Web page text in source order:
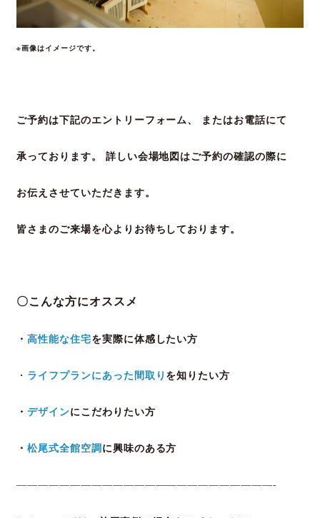
※画像はイメージです。
ご予約は下記のエントリーフォーム、 またはお電話にて
承っております。 詳しい会場地図はご予約の確認の際に
お伝えさせていただきます。
皆さまのご来場を心よりお待ちしております。
〇こんな方にオススメ
・ 高性能な住宅を実際に体感したい方
・ ライフプランにあった間取りを知りたい方
・ デザインにこだわりたい方
・ 松尾式全館空調に興味のある方
————————————————————————-